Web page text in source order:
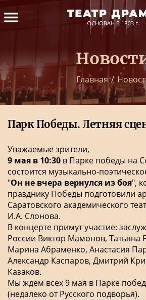
Главная /
Парк Победы. Летняя
Уважаемые зрители,
9 мая в 10:30 в Парке победы на
состоится музыкально-
"Он не вчера вернулся из боя",
празднику Победы подготовили
Саратовского академического
И.А. Слонова.
В концерте примут участие:
России Виктор Мамонов, Татьяна
Марина Абраменко, Анастасия
Александр Каспаров, Дмитрий
Казаков.
Мы ждем всех 9 мая в Парке
(недалеко от Русского подворья).